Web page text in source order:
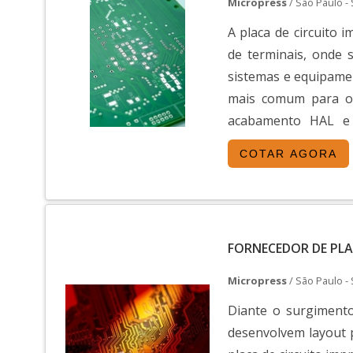
fábricas com
circuito impresso
chamando ainda
cotações.A
que atrai prospects
consegue seu
ocorre porque o
industrial, o que
mercado.A
como Placa de
assertividade no
conseguem
A placa de circuito
de terminais, onde
sistemas e
mais comum para
acabamento HAL
destacadas, como:
indústria, onde é
COTAR AGORA
FORNECEDOR DE
Micropress/ São Paulo -
Diante o
desenvolvem